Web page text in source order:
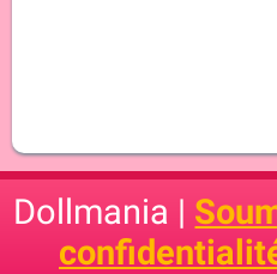
Dollmania |